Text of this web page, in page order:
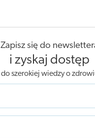
Zapisz się do
i zyskaj dostęp
do szerokiej wiedzy o